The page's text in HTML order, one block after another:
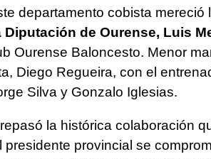
departamento cobista mereció
Diputación de Ourense, Luis
Ourense Baloncesto. Menor
Diego Regueira, con el
Silva y Gonzalo Iglesias.
la histórica colaboración
presidente provincial se